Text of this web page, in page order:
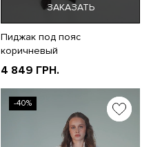
ЗАКАЗАТЬ
Пиджак под пояс
коричневый
4 849 ГРН.
-40%